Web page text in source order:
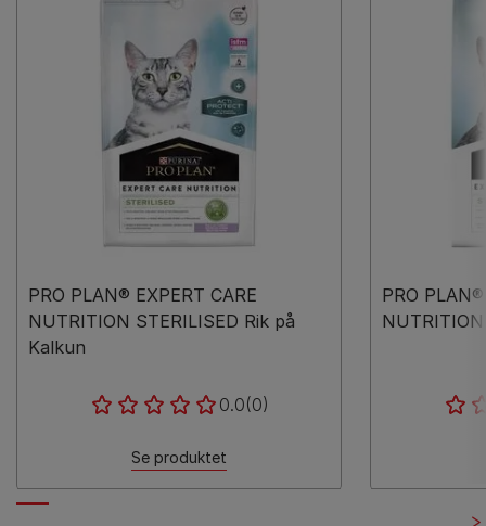
PRO PLAN® EXPERT CARE
NUTRITION STERILISED Rik på
Kalkun
0.0(0)
Se produktet
PRO